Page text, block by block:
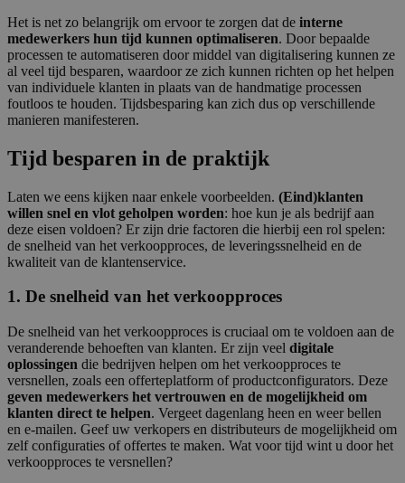
Het is net zo belangrijk om ervoor te zorgen dat de interne
medewerkers hun tijd kunnen optimaliseren. Door bepaalde
processen te automatiseren door middel van digitalisering kunnen ze
al veel tijd besparen, waardoor ze zich kunnen richten op het helpen
van individuele klanten in plaats van de handmatige processen
foutloos te houden. Tijdsbesparing kan zich dus op verschillende
manieren manifesteren.
Tijd besparen in de praktijk
Laten we eens kijken naar enkele voorbeelden. (Eind)klanten
willen snel en vlot geholpen worden: hoe kun je als bedrijf aan
deze eisen voldoen? Er zijn drie factoren die hierbij een rol spelen:
de snelheid van het verkoopproces, de leveringssnelheid en de
kwaliteit van de klantenservice.
1. De snelheid van het verkoopproces
De snelheid van het verkoopproces is cruciaal om te voldoen aan de
veranderende behoeften van klanten. Er zijn veel digitale
oplossingen die bedrijven helpen om het verkoopproces te
versnellen, zoals een offerteplatform of productconfigurators. Deze
geven medewerkers het vertrouwen en de mogelijkheid om
klanten direct te helpen. Vergeet dagenlang heen en weer bellen
en e-mailen. Geef uw verkopers en distributeurs de mogelijkheid om
zelf configuraties of offertes te maken. Wat voor tijd wint u door het
verkoopproces te versnellen?